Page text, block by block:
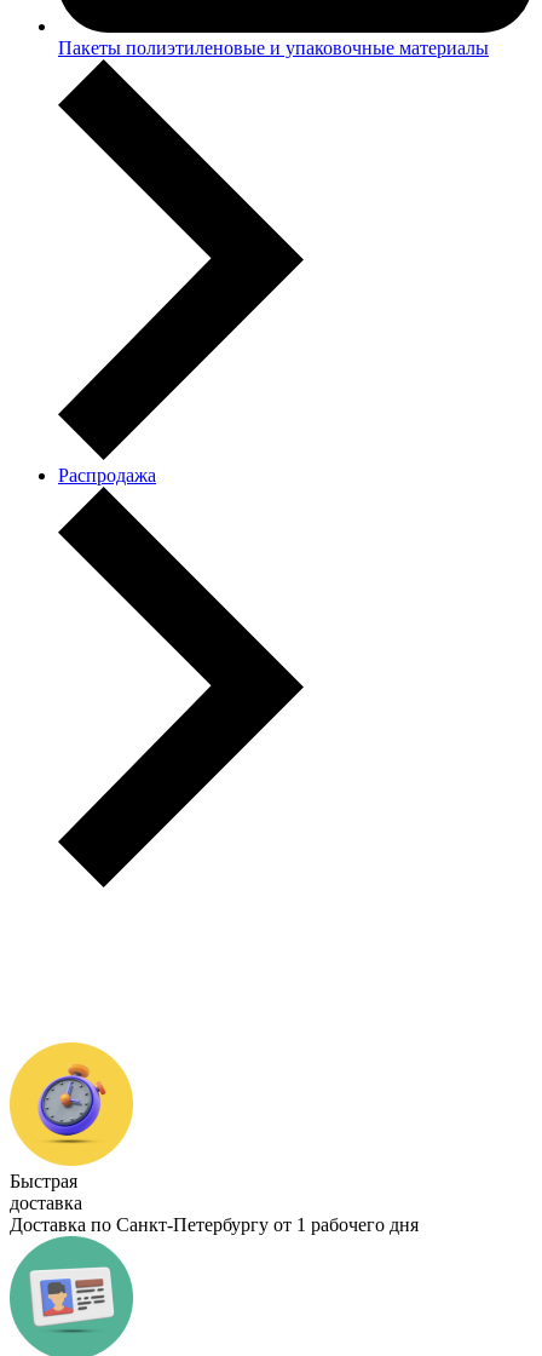
Пакеты полиэтиленовые и упаковочные материалы
Распродажа
Быстрая
доставка
Доставка по Санкт-Петербургу от 1 рабочего дня